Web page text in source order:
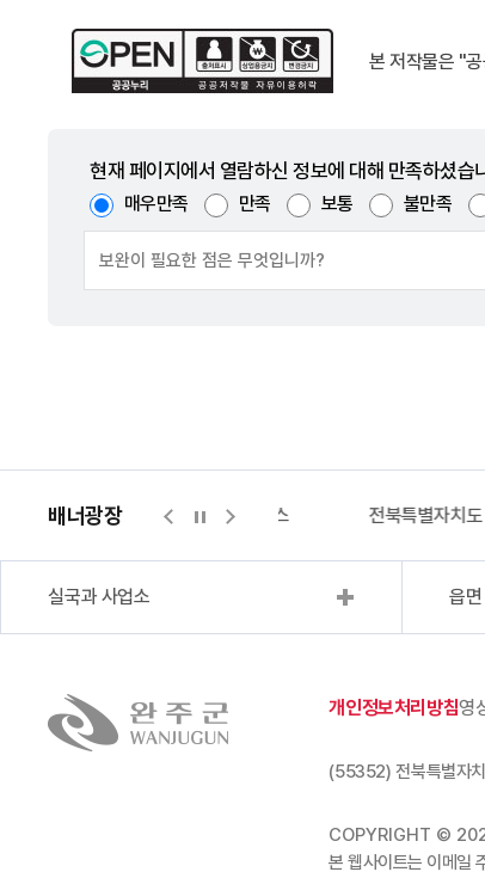
본 저작물은 "
현재 페이지에서 열람하신 정보에 대해 만족하셨습
매우만족 만족 보통 불만족
배너광장
지적측량바로처리센터 위택스 전북특별자치
실국과 사업소 읍
개인정보처리방침영
(55352) 전북특별자
COPYRIGHT ©
본 웹사이트는 이메일